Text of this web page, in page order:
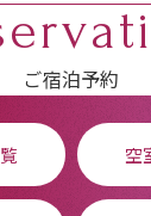
ご宿泊予約
空